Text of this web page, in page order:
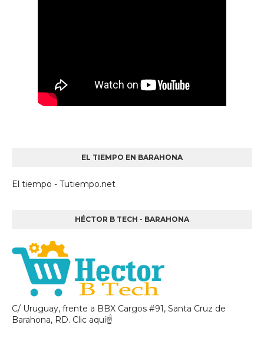
EL TIEMPO EN BARAHONA
El tiempo - Tutiempo.net
HÉCTOR B TECH - BARAHONA
C/ Uruguay, frente a BBX Cargos #91, Santa Cruz de
Barahona, RD. Clic aquí☝